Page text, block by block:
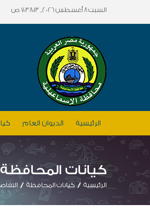
السبت 8 أغسطس 2026, 7:38:13 ص
الرئيسية الديوان العام
كيانات المحافظة
الرئيسية كيانات المحافظة